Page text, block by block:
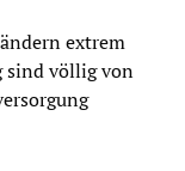
extrem
sind völlig von